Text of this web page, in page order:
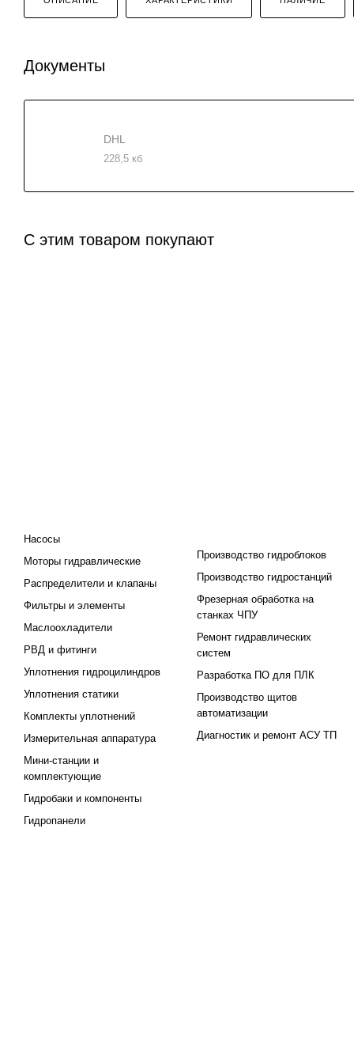
Документы
DHL
228,5 кб
С этим товаром покупают
Насосы
Моторы гидравлические
Распределители и клапаны
Фильтры и элементы
Маслоохладители
РВД и фитинги
Уплотнения гидроцилиндров
Уплотнения статики
Комплекты уплотнений
Измерительная аппаратура
Мини-станции и
комплектующие
Гидробаки и компоненты
Гидропанели
Производство гидроблоков
Производство гидростанций
Фрезерная обработка на
станках ЧПУ
Ремонт гидравлических
систем
Разработка ПО для ПЛК
Производство щитов
автоматизации
Диагностик и ремонт АСУ ТП